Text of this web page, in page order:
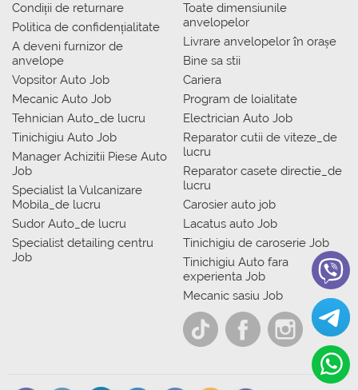
Condiții de returnare
Politica de confidențialitate
A deveni furnizor de
anvelope
Vopsitor Auto Job
Mecanic Auto Job
Tehnician Auto_de lucru
Tinichigiu Auto Job
Manager Achizitii Piese Auto
Job
Specialist la Vulcanizare
Mobila_de lucru
Sudor Auto_de lucru
Specialist detailing centru
Job
Toate dimensiunile
anvelopelor
Livrare anvelopelor în orașe
Bine sa stii
Cariera
Program de loialitate
Electrician Auto Job
Reparator cutii de viteze_de
lucru
Reparator casete directie_de
lucru
Carosier auto job
Lacatus auto Job
Tinichigiu de caroserie Job
Tinichigiu Auto fara
experienta Job
Mecanic sasiu Job